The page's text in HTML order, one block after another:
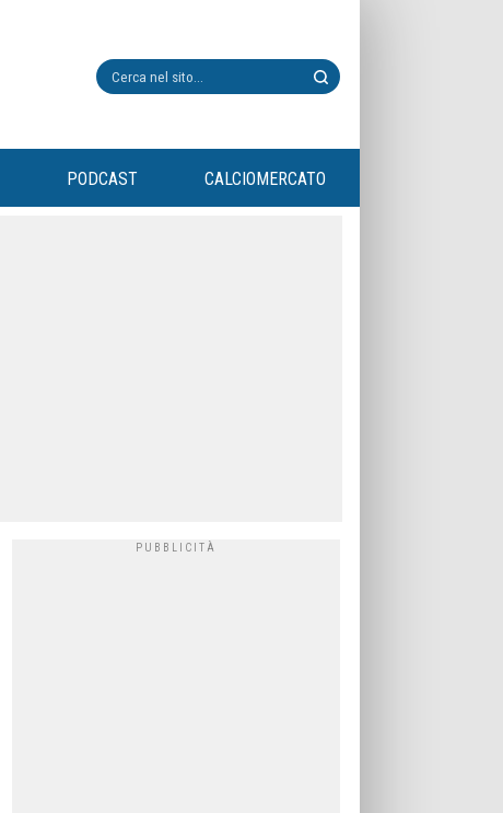
PODCAST CALCIOMERCATO